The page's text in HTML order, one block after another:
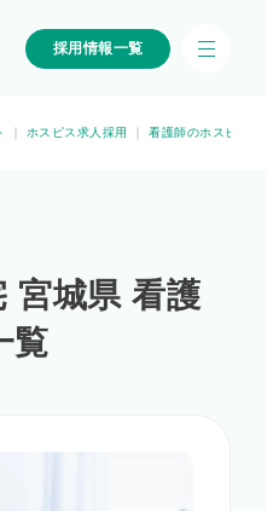
採用情報一覧
ホスピス求人採用 看護師のホスピス求
宮城県 看護
覧